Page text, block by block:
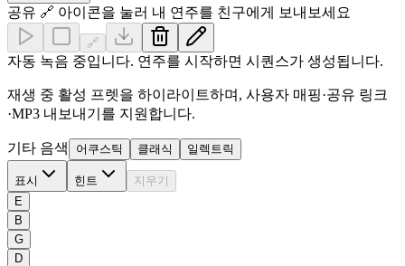
공유 🔗 아이콘을 눌러 내 연주를 친구에게 보내보세요
🔗
자동 녹음 중입니다. 연주를 시작하면 시퀀스가 생성됩니다.
재생 중 활성 프렛을 하이라이트하며, 사용자 매핑·공유 링크
·MP3 내보내기를 지원합니다.
기타 음색 어쿠스틱 클래식 일렉트릭
표시 힌트
지우기
E
B
G
D